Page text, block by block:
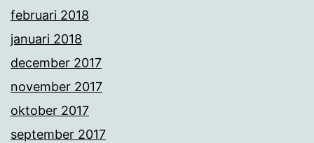
februari 2018
januari 2018
december 2017
november 2017
oktober 2017
september 2017